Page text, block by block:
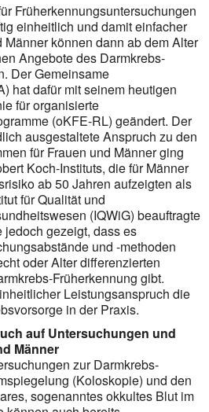
Früherkennungsuntersuchungen
einheitlich und damit einfacher
können dann ab dem Alter
Angebote des Darmkrebs-
Der Gemeinsame
hat dafür mit seinem heutigen
für organisierte
(oKFE-RL) geändert. Der
ausgestaltete Anspruch zu den
für Frauen und Männer ging
Koch-Instituts, die für Männer
ab 50 Jahren aufzeigten als
für Qualität und
(IQWiG) beauftragte
gezeigt, dass es
und -methoden
oder Alter differenzierten
Früherkennung gibt.
Leistungsanspruch die
in der Praxis.
auf Untersuchungen und
Männer
zur Darmkrebs-
(Koloskopie) und den
sogenanntes okkultes Blut im